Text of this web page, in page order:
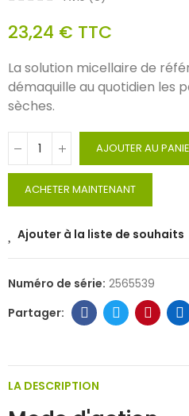
23,24 € TTC
La solution micellaire de
démaquille au quotidien les
sèches.
AJOUTER AU
ACHETER MAINTENANT
Ajouter à la liste de souhaits
Numéro de série: 2565539
LA DESCRIPTION